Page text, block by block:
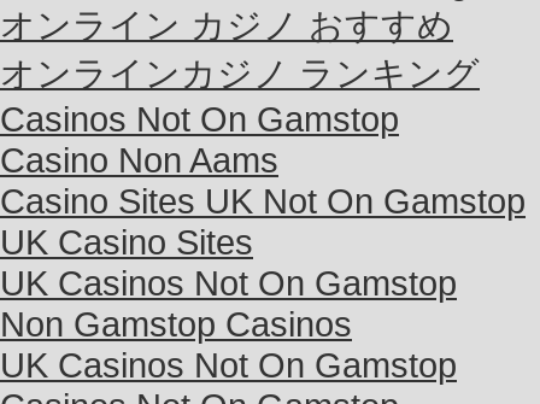
オンライン カジノ おすすめ
オンラインカジノ ランキング
Casinos Not On Gamstop
Casino Non Aams
Casino Sites UK Not On Gamstop
UK Casino Sites
UK Casinos Not On Gamstop
Non Gamstop Casinos
UK Casinos Not On Gamstop